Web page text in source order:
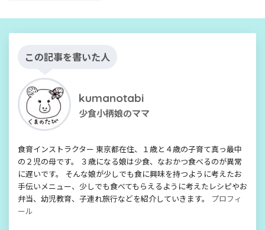
この記事を書いた人
kumanotabi
少食小柄娘のママ
食育インストラクター 東京都在住、１歳と４歳の子育て真っ最中
の２児の母です。 ３歳になる娘は少食、なおかつ食べるのが異常
に遅いです。 そんな娘が少しでも食に興味を持つように考えたお
手伝いメニュー、少しでも食べてもらえるように考えたレシピやお
弁当、幼児教育、子連れ旅行などを紹介していきます。 プロフィ
ール